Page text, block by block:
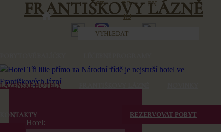
FRANTIŠKOVY LÁZNĚ
CZ DE
EN
RU
LÁZEŇSKÉ HOTELY
KONTAKTY REZERVOVAT POBYT
Hotel: